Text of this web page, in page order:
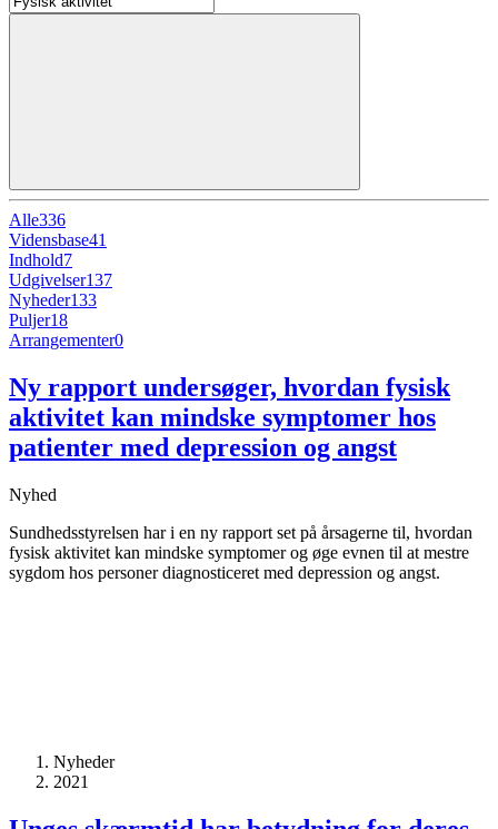
Alle336
Vidensbase41
Indhold7
Udgivelser137
Nyheder133
Puljer18
Arrangementer0
Ny rapport undersøger, hvordan fysisk
aktivitet kan mindske symptomer hos
patienter med depression og angst
Nyhed
Sundhedsstyrelsen har i en ny rapport set på årsagerne til, hvordan
fysisk aktivitet kan mindske symptomer og øge evnen til at mestre
sygdom hos personer diagnosticeret med depression og angst.
Nyheder
2021